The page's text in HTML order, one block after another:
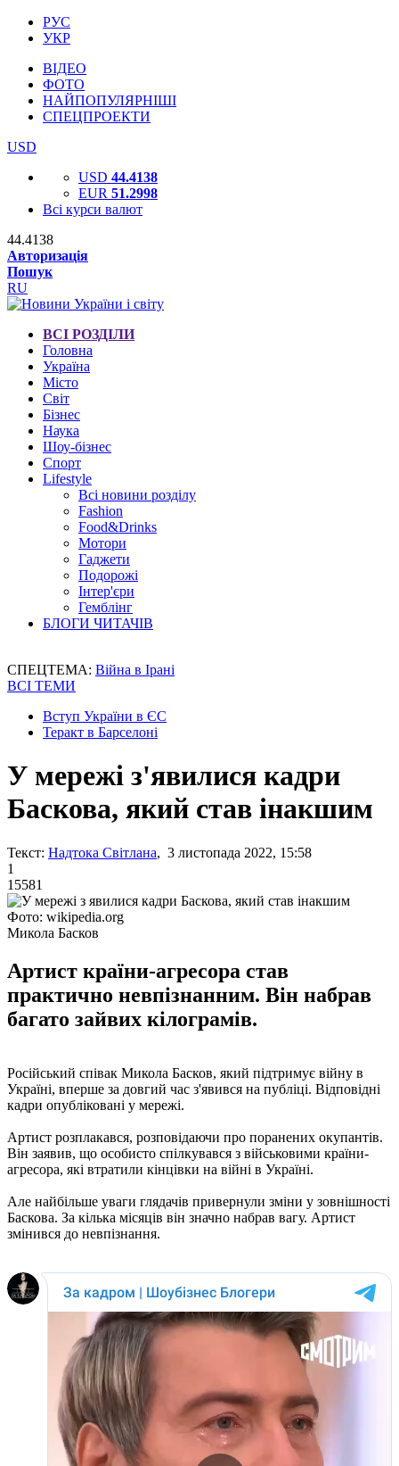
РУС
УКР
ВІДЕО
ФОТО
НАЙПОПУЛЯРНІШІ
СПЕЦПРОЕКТИ
USD
USD 44.4138
EUR 51.2998
Всі курси валют
44.4138
Авторизація
Пошук
RU
ВСІ РОЗДІЛИ
Головна
Україна
Місто
Світ
Бізнес
Наука
Шоу-бізнес
Спорт
Lifestyle
Всі новини розділу
Fashion
Food&Drinks
Мотори
Гаджети
Подорожі
Інтер'єри
Гемблінг
БЛОГИ ЧИТАЧІВ
СПЕЦТЕМА: Війна в Ірані
ВСІ ТЕМИ
Вступ України в ЄС
Теракт в Барселоні
У мережі з'явилися кадри
Баскова, який став інакшим
Текст: Надтока Світлана, 3 листопада 2022, 15:58
1
15581
Фото: wikipedia.org
Микола Басков
Артист країни-агресора став
практично невпізнанним. Він набрав
багато зайвих кілограмів.
Російський співак Микола Басков, який підтримує війну в
Україні, вперше за довгий час з'явився на публіці. Відповідні
кадри опубліковані у мережі.
Артист розплакався, розповідаючи про поранених окупантів.
Він заявив, що особисто спілкувався з військовими країни-
агресора, які втратили кінцівки на війні в Україні.
Але найбільше уваги глядачів привернули зміни у зовнішності
Баскова. За кілька місяців він значно набрав вагу. Артист
змінився до невпізнання.